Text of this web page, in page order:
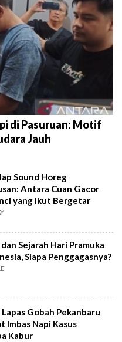
di Pasuruan: Motif
Jauh
Sound Horeg
Antara Cuan Gacor
yang Ikut Bergetar
Sejarah Hari Pramuka
Siapa Penggagasnya?
Gobah Pekanbaru
Imbas Napi Kasus
Kabur